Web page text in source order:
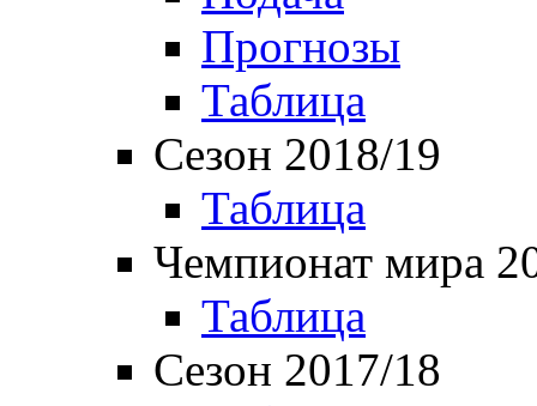
Прогнозы
Таблица
Сезон 2018/19
Таблица
Чемпионат мира
Таблица
Сезон 2017/18